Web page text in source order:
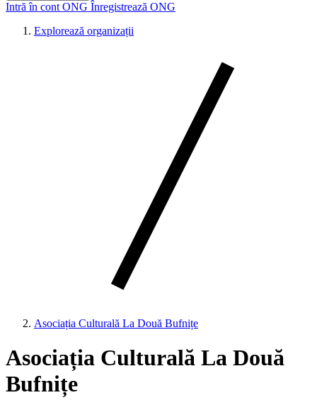
Intră în cont ONG Înregistrează ONG
Explorează organizații
Asociația Culturală La Două Bufnițe
Asociația Culturală La Două
Bufnițe